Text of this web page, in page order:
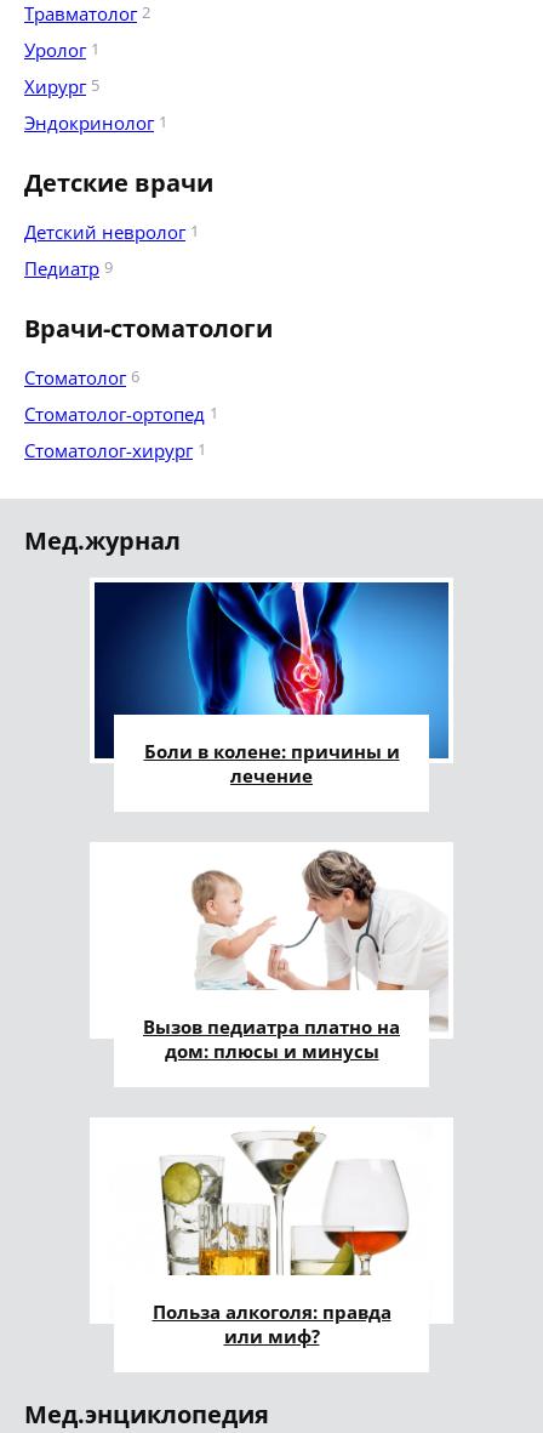
Травматолог 2
Уролог 1
Хирург 5
Эндокринолог 1
Детские врачи
Детский невролог 1
Педиатр 9
Врачи-стоматологи
Стоматолог 6
Стоматолог-ортопед 1
Стоматолог-хирург 1
Мед.журнал
Боли в колене: причины и
лечение
Вызов педиатра платно на
дом: плюсы и минусы
Польза алкоголя: правда
или миф?
Мед.энциклопедия